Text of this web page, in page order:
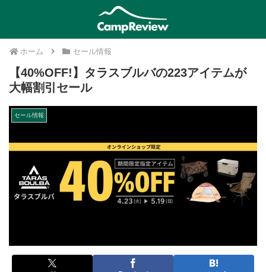
ホーム セール情報
【40%OFF!】タラスブルバの223アイテムが
大幅割引セール
セール情報